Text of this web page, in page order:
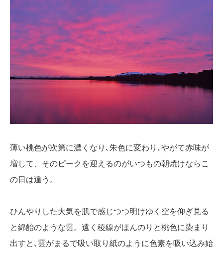
薄い桃色が次第に濃くなり､朱色に変わり､やがて赤味が
増して、そのピークを迎えるのがいつもの朝焼けならこ
の日は違う。
ひんやりした大気を肌で感じつつ明けゆく空を仰ぎ見る
と綿飴のような雲。遠く稜線がほんのりと桃色に染まり
出すと､雲がまるで吸い取り紙のように色素を吸い込み始